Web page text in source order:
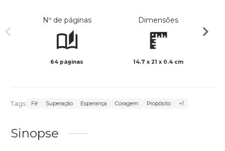
Nº de páginas
64 páginas
Dimensões
14.7 x 21 x 0.4 cm
Tags: Fé Superação Esperança Coragem Propósito +1
Sinopse